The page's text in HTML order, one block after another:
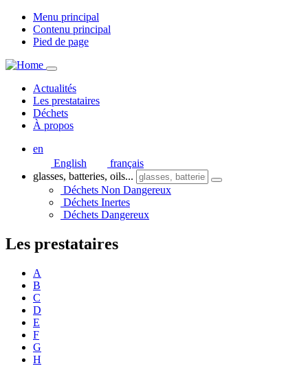
Menu principal
Contenu principal
Pied de page
Actualités
Les prestataires
Déchets
À propos
en
English
français
glasses, batteries, oils...
Déchets Non Dangereux
Déchets Inertes
Déchets Dangereux
Les prestataires
A
B
C
D
E
F
G
H